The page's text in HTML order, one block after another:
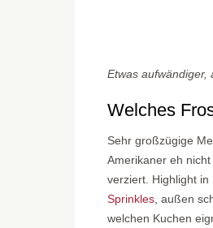
Etwas aufwändiger,
Welches
Sehr großzügige
Amerikaner eh
verziert. Highlight
Sprinkles , außen
welchen Kuchen